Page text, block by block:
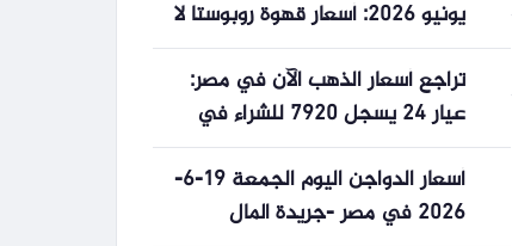
يونيو 2026: أسعار قهوة روبوستا لا
تزال تتلقى الدعم؛ الشركات
الأمريكية “تتسابق” لاستيراد البضائع
قبل الجولة الجديدة من الرسوم
الجمركية.
تراجع أسعار الذهب الآن في مصر:
عيار 24 يسجل 7920 للشراء في
تحديث 09:20 مساءًا
أسعار الدواجن اليوم الجمعة 19-6-
2026 في مصر -جريدة المال